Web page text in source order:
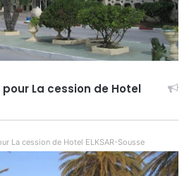
La cession de Hotel
La cession de Hotel ELKSAR-Sousse